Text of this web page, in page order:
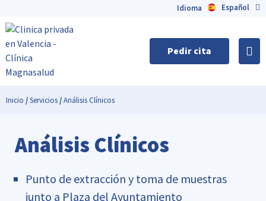
Español
English
Idioma
Pedir cita
Inicio /Servicios/Análisis Clínicos
Análisis Clínicos
Punto de extracción y toma de muestras
junto a Plaza del Ayuntamiento